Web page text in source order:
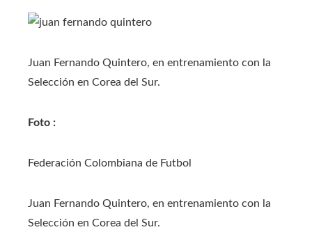
Juan Fernando Quintero, en entrenamiento con la
Selección en Corea del Sur.
Foto :
Federación Colombiana de Futbol
Juan Fernando Quintero, en entrenamiento con la
Selección en Corea del Sur.